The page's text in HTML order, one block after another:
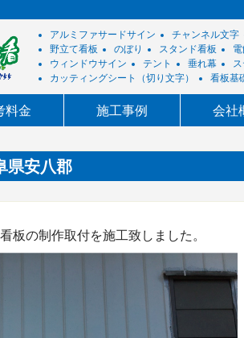
アルミファサードサイン チャンネル文字
野立て看板
のぼり スタンド看板
ウィンドウサイン
テント 垂れ幕
カッティングシート（切り文字）
看板基
料金 施工事例 会社
県安八郡